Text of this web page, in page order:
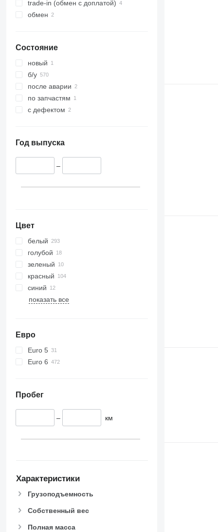
Actros 2553
Actros 2648
Actros 4048
trade-in (обмен с доплатой)
обмен
Состояние
новый
б/у
после аварии
по запчастям
с дефектом
Год выпуска
–
Цвет
белый
голубой
зеленый
красный
синий
показать все
Евро
Euro 5
Euro 6
Пробег
– км
Характеристики
Грузоподъемность
Собственный вес
Полная масса